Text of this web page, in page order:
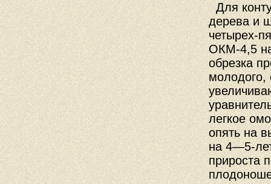
Для
дерева и
четырех-
ОКМ-4,5
обрезка
молодого,
легкое
опять на
на 4—5-
прироста